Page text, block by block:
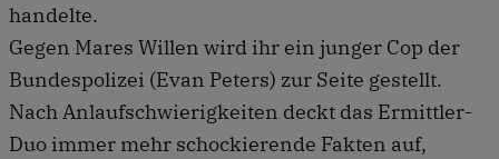
handelte.
Gegen Mares Willen wird ihr ein junger Cop der
Bundespolizei (Evan Peters) zur Seite gestellt.
Nach Anlaufschwierigkeiten deckt das Ermittler-
Duo immer mehr schockierende Fakten auf,